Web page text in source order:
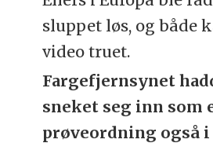
sluppet løs, og både
video truet.
Fargefjernsynet
sneket seg inn som
prøveordning også i